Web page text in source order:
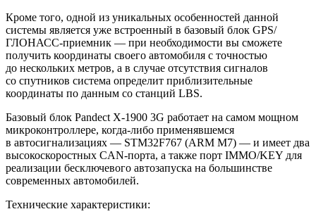
Кроме того, одной из уникальных особенностей данной
системы является уже встроенный в базовый блок GPS/
ГЛОНАСС-приемник — при необходимости вы сможете
получить координаты своего автомобиля с точностью
до нескольких метров, а в случае отсутствия сигналов
со спутников система определит приблизительные
координаты по данным со станций LBS.
Базовый блок Pandect X-1900 3G работает на самом мощном
микроконтроллере, когда-либо применявшемся
в автосигнализациях — STM32F767 (ARM M7) — и имеет два
высокоскоростных CAN-порта, а также порт IMMO/KEY для
реализации бесключевого автозапуска на большинстве
современных автомобилей.
Технические характеристики: